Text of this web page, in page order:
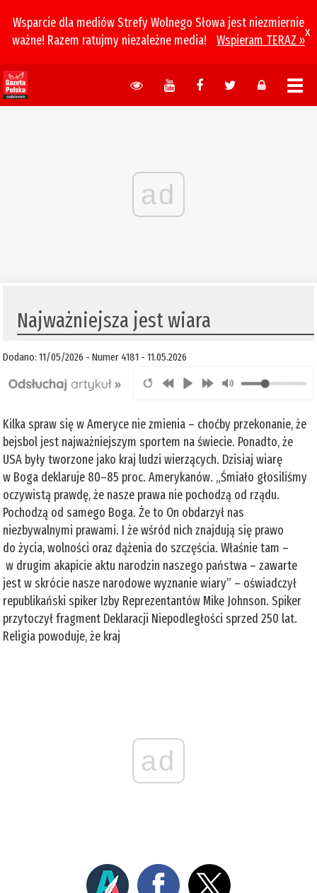
Wsparcie dla mediów Strefy Wolnego Słowa jest niezmiernie
ważne! Razem ratujmy niezależne media!
Wspieram TERAZ »
x
ad
Najważniejsza jest wiara
Dodano: 11/05/2026 - Numer 4181 - 11.05.2026
Kilka spraw się w Ameryce nie zmienia – choćby przekonanie, że
bejsbol jest najważniejszym sportem na świecie. Ponadto, że
USA były tworzone jako kraj ludzi wierzących. Dzisiaj wiarę
w Boga deklaruje 80–85 proc. Amerykanów. „Śmiało głosiliśmy
oczywistą prawdę, że nasze prawa nie pochodzą od rządu.
Pochodzą od samego Boga. Że to On obdarzył nas
niezbywalnymi prawami. I że wśród nich znajdują się prawo
do życia, wolności oraz dążenia do szczęścia. Właśnie tam –
w drugim akapicie aktu narodzin naszego państwa – zawarte
jest w skrócie nasze narodowe wyznanie wiary” – oświadczył
republikański spiker Izby Reprezentantów Mike Johnson. Spiker
przytoczył fragment Deklaracji Niepodległości sprzed 250 lat.
Religia powoduje, że kraj
ad